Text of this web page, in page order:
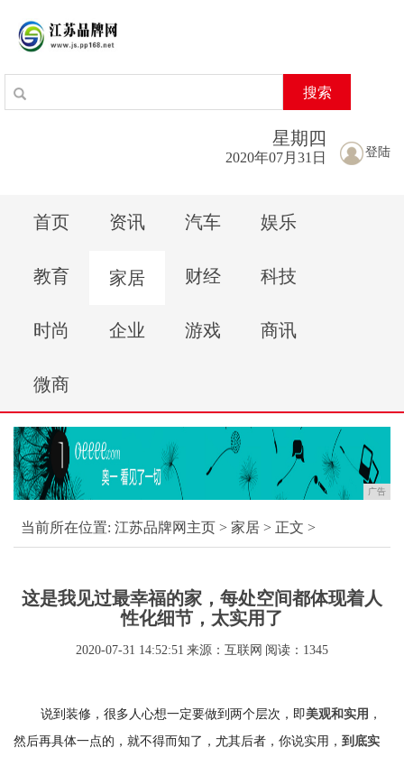
搜索
登陆
星期 四
2020年07月31日
首页 资讯 汽车 娱乐
教育 家居 财经 科技
时尚 企业 游戏 商讯
微商
广告
当前所在位置: 江苏品牌网主页 > 家居 > 正文 >
这是我见过最幸福的家，每处空间都体现着人
性化细节，太实用了
2020-07-31 14:52:51 来源：互联网 阅读：1345
说到装修，很多人心想一定要做到两个层次，即美观和实用 ，
然后再具体一点的，就不得而知了，尤其后者，你说实用， 到底实